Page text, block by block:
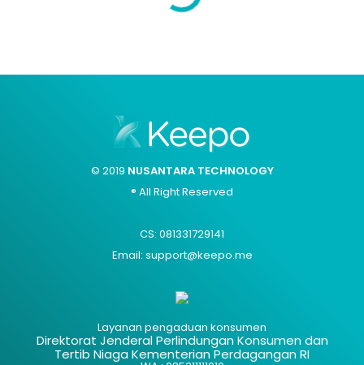
© 2019 NUSANTARA TECHNOLOGY
® All Right Reserved
CS: 081331729141
Email: support@keepo.me
Layanan pengaduan konsumen
Direktorat Jenderal Perlindungan Konsumen dan
Tertib Niaga Kementerian Perdagangan RI